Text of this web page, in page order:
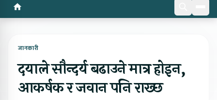
जानकारी
दयाले सौन्दर्य बढाउने मात्र होइन,
आकर्षक र जवान पनि राख्छ